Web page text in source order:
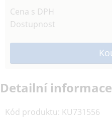
Cena s DPH
Dostupnost
Detailní informace
Kód produktu: KU731556